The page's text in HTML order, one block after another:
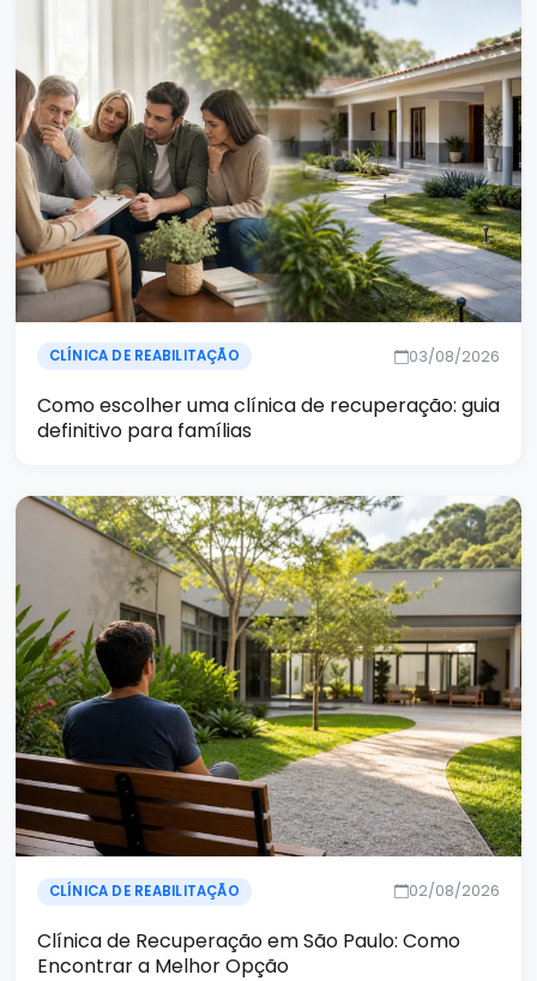
CLÍNICA DE REABILITAÇÃO 03/08/2026
Como escolher uma clínica de recuperação: guia
definitivo para famílias
CLÍNICA DE REABILITAÇÃO 02/08/2026
Clínica de Recuperação em São Paulo: Como
Encontrar a Melhor Opção